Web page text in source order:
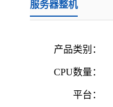
服务器整机
产品类别：
CPU数量：
平台：